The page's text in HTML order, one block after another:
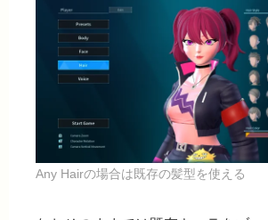
Any Hairの場合は既存の髪型を使える